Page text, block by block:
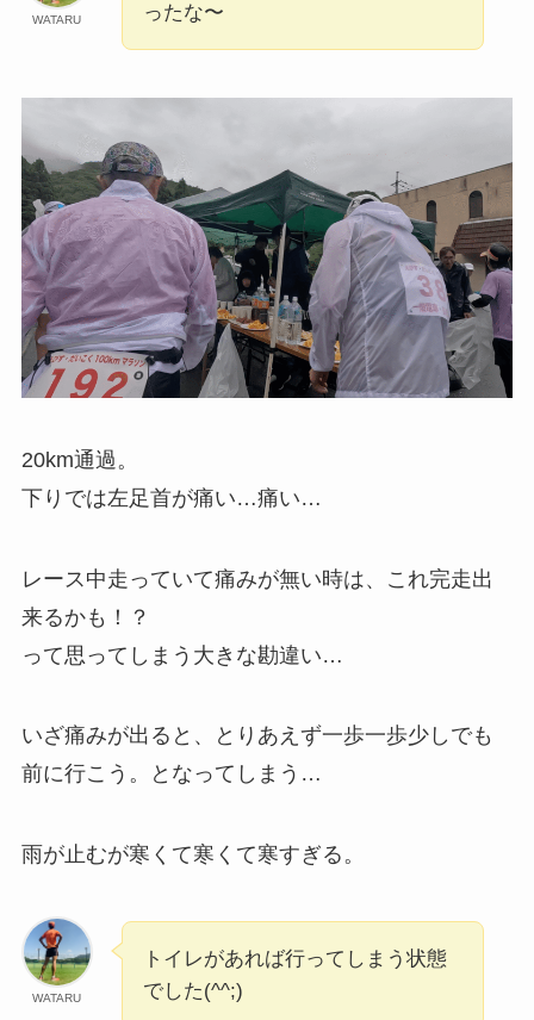
WATARU
ったな〜
20km通過。
下りでは左足首が痛い…痛い…
レース中走っていて痛みが無い時は、これ完走出
来るかも！？
って思ってしまう大きな勘違い…
いざ痛みが出ると、とりあえず一歩一歩少しでも
前に行こう。となってしまう…
雨が止むが寒くて寒くて寒すぎる。
WATARU
トイレがあれば行ってしまう状態
でした(^^;)